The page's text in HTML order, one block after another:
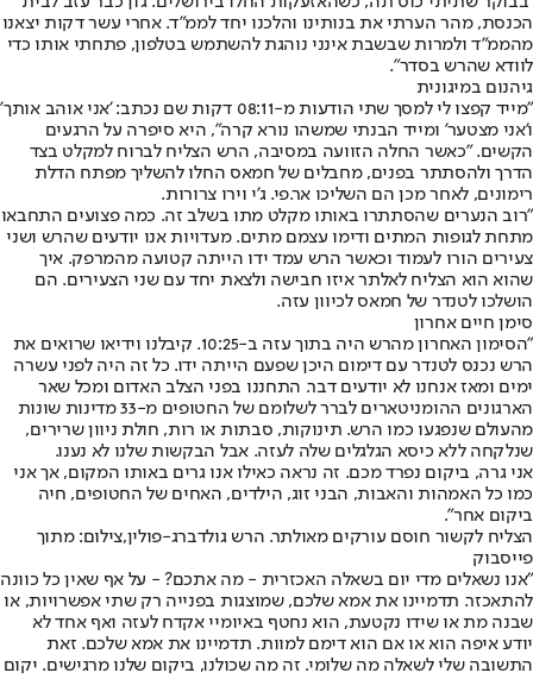
הכנסת, מהר הערתי את בנותינו והלכנו יחד לממ"ד. אחרי עשר דקות יצאנו
מהממ"ד ולמרות שבשבת אינני נוהגת להשתמש בטלפון, פתחתי אותו כדי
לוודא שהרש בסדר".
גיהנום במיגונית
"מייד קפצו לי למסך שתי הודעות מ-08:11 דקות שם נכתב: 'אני אוהב אותך'
ו'אני מצטער' ומייד הבנתי שמשהו נורא קרה", היא סיפרה על הרגעים
הקשים. "כאשר החלה הזוועה במסיבה, הרש הצליח לברוח למקלט בצד
הדרך ולהסתתר בפנים, מחבלים של חמאס החלו להשליך מפתח הדלת
רימונים, לאחר מכן הם השליכו אר.פי. ג'י וירו צרורות.
"רוב הנערים שהסתתרו באותו מקלט מתו בשלב זה. כמה פצועים התחבאו
מתחת לגופות המתים ודימו עצמם מתים. מעדויות אנו יודעים שהרש ושני
צעירים הורו לעמוד וכאשר הרש עמד ידו הייתה קטועה מהמרפק. איך
שהוא הוא הצליח לאלתר איזו חבישה ולצאת יחד עם שני הצעירים. הם
הושלכו לטנדר של חמאס לכיוון עזה.
סימן חיים אחרון
"הסימון האחרון מהרש היה בתוך עזה ב-10:25. קיבלנו וידיאו שרואים את
הרש נכנס לטנדר עם דימום היכן שפעם הייתה ידו. כל זה היה לפני עשרה
ימים ומאז אנחנו לא יודעים דבר. התחננו בפני הצלב האדום ומכל שאר
הארגונים ההומניטארים לברר לשלומם של החטופים מ-33 מדינות שונות
מהעולם שנפגעו כמו הרש. תינוקות, סבתות או רות, חולת ניוון שרירים,
שנלקחה ללא כיסא הגלגלים שלה לעזה. אבל הבקשות שלנו לא נענו.
אני גרה, ביקום נפרד מכם. זה נראה כאילו אנו גרים באותו המקום, אך אני
כמו כל האמהות והאבות, הבני זוג, הילדים, האחים של החטופים, חיה
ביקום אחר".
הצליח לקשור חוסם עורקים מאולתר. הרש גולדברג-פולין,צילום: מתוך
פייסבוק
"אנו נשאלים מדי יום בשאלה האכזרית - מה אתכם? - על אף שאין כל כוונה
להתאכזר. תדמיינו את אמא שלכם, שמוצגות בפנייה רק שתי אפשרויות, או
שבנה מת או שידו נקטעת, הוא נחטף באיומיי אקדח לעזה ואף אחד לא
יודע איפה הוא או אם הוא דימם למוות. תדמיינו את אמא שלכם. זאת
התשובה שלי לשאלה מה שלומי. זה מה שכולנו, ביקום שלנו מרגישים. יקום